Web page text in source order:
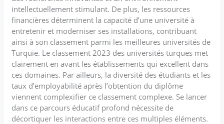
intellectuellement stimulant. De plus, les ressources
financières déterminent la capacité d’une université à
entretenir et moderniser ses installations, contribuant
ainsi à son classement parmi les meilleures universités de
Turquie. Le classement 2023 des universités turques met
clairement en avant les établissements qui excellent dans
ces domaines. Par ailleurs, la diversité des étudiants et les
taux d’employabilité après l’obtention du diplôme
viennent complexifier ce classement complexe. Se lancer
dans ce parcours éducatif profond nécessite de
décortiquer les interactions entre ces multiples éléments.